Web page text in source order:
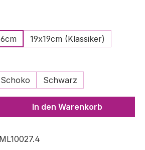
19x19cm (Klassiker)
Schoko Schwarz
Gib den
In den Warenkorb
ML10027.4